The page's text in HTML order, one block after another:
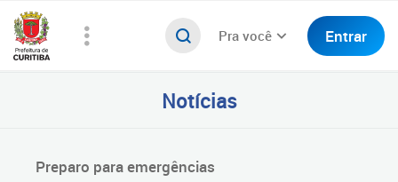
Pra você Entrar
Notícias
Preparo para emergências